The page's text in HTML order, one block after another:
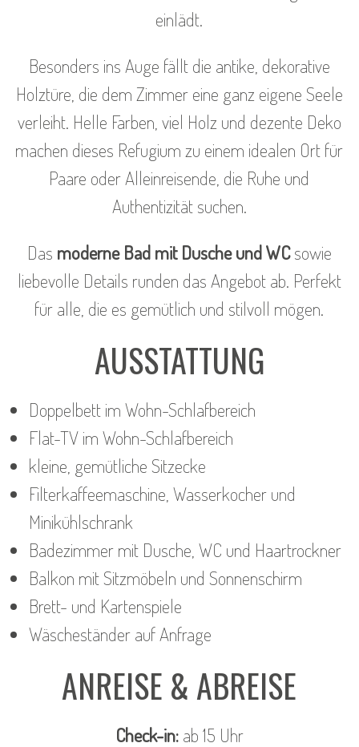
einlädt.
Besonders ins Auge fällt die antike, dekorative
Holztüre, die dem Zimmer eine ganz eigene Seele
verleiht. Helle Farben, viel Holz und dezente Deko
machen dieses Refugium zu einem idealen Ort für
Paare oder Alleinreisende, die Ruhe und
Authentizität suchen.
Das moderne Bad mit Dusche und WCsowie
liebevolle Details runden das Angebot ab. Perfekt
für alle, die es gemütlich und stilvoll mögen.
AUSSTATTUNG​
Doppelbett im Wohn-Schlafbereich
Flat-TV im Wohn-Schlafbereich
kleine, gemütliche Sitzecke
Filterkaffeemaschine, Wasserkocher und
Minikühlschrank
Badezimmer mit Dusche, WC und Haartrockner
Balkon mit Sitzmöbeln und Sonnenschirm
Brett- und Kartenspiele
Wäscheständer auf Anfrage
ANREISE & ABREISE
Check-in:ab 15 Uhr